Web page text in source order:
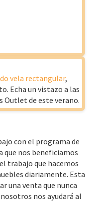
vela rectangular,
Echa un vistazo a las
Outlet de este verano.
con el programa de
que nos beneficiamos
trabajo que hacemos
diariamente. Esta
una venta que nunca
nos ayudará al